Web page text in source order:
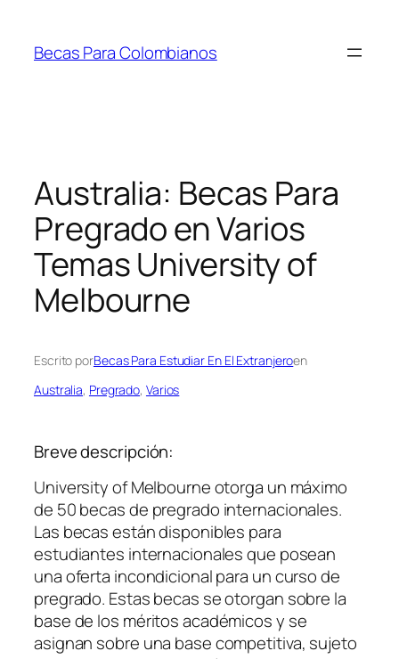
contenido
Becas Para Colombianos
Australia: Becas Para
Pregrado en Varios
Temas University of
Melbourne
Escrito porBecas Para Estudiar En El Extranjeroen
Australia, Pregrado, Varios
Breve descripción:
University of Melbourne otorga un máximo
de 50 becas de pregrado internacionales.
Las becas están disponibles para
estudiantes internacionales que posean
una oferta incondicional para un curso de
pregrado. Estas becas se otorgan sobre la
base de los méritos académicos y se
asignan sobre una base competitiva, sujeto